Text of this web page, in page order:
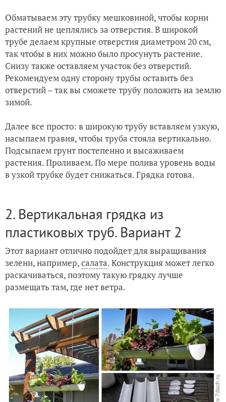
Обматываем эту трубку мешковиной, чтобы корни
растений не цеплялись за отверстия. В широкой
трубе делаем крупные отверстия диаметром 20 см,
так чтобы в них можно было просунуть растение.
Снизу также оставляем участок без отверстий.
Рекомендуем одну сторону трубы оставить без
отверстий – так вы сможете трубу положить на землю
зимой.
Далее все просто: в широкую трубу вставляем узкую,
насыпаем гравия, чтобы труба стояла вертикально.
Подсыпаем грунт постепенно и высаживаем
растения. Проливаем. По мере полива уровень воды
в узкой трубке будет снижаться. Грядка готова.
2. Вертикальная грядка из
пластиковых труб. Вариант 2
Этот вариант отлично подойдет для выращивания
зелени, например,салата. Конструкция может легко
раскачиваться, поэтому такую грядку лучше
размещать там, где нет ветра.